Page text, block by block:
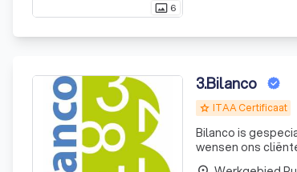
photo_size_select_actual 6
3.Bilanco
grade ITAA Certificaat
Bilanco is
wensen ons cliënteel te beperken
ons is uw dossier